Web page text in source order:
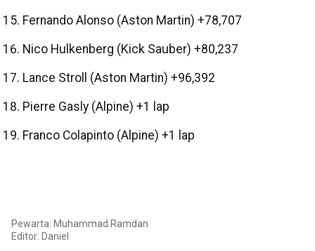
Fernando Alonso (Aston Martin) +78,707
Nico Hulkenberg (Kick Sauber) +80,237
Lance Stroll (Aston Martin) +96,392
Pierre Gasly (Alpine) +1 lap
Franco Colapinto (Alpine) +1 lap
Pewarta: Muhammad Ramdan
Editor: Daniel